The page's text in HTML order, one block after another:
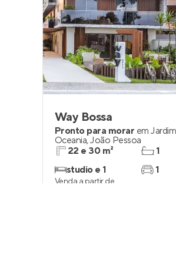
Way Bossa
Pronto para morar em Jardim
Oceania,João Pessoa
22 e 30 m²
studio e 1
1
1
Venda a partir de